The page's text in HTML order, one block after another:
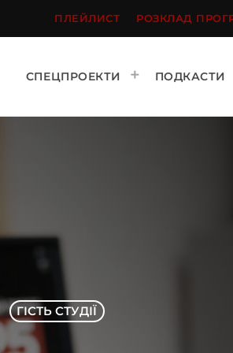
ПЛЕЙЛИСТ РОЗКЛАД
СПЕЦПРОЕКТИ ПОДКАСТИ
ГІСТЬ СТУДІЇ